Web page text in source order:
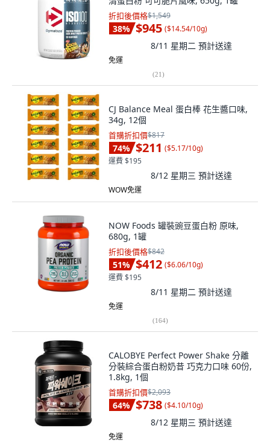
折扣後價格$1,549
38% $945 ($14.54/10g)
8/11 星期二 預計送達
免運
(21)
CJ Balance Meal 蛋白棒 花生醬口味,
34g, 12個
首購折扣價$817
74% $211 ($5.17/10g)
運費 $195
8/12 星期三 預計送達
WOW免運
NOW Foods 罐裝豌豆蛋白粉 原味,
680g, 1罐
折扣後價格$842
51% $412 ($6.06/10g)
運費 $195
8/11 星期二 預計送達
免運
(164)
CALOBYE Perfect Power Shake 分離
分裝綜合蛋白粉奶昔 巧克力口味 60份,
1.8kg, 1個
首購折扣價$2,093
64% $738 ($4.10/10g)
8/12 星期三 預計送達
免運